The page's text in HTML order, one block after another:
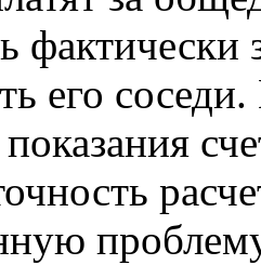
фактически
его